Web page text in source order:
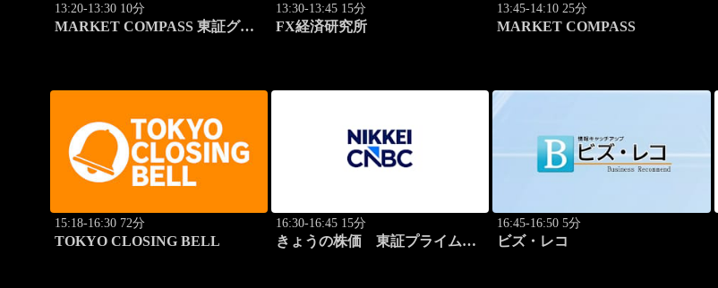
13:20-13:30 10分
MARKET COMPASS 東証グロ
13:30-13:45 15分
FX経済研究所
13:45-14:10 25分
MARKET COMPASS
15:18-16:30 72分
TOKYO CLOSING BELL
16:30-16:45 15分
きょうの株価 東証プライム 2
16:45-16:50 5分
ビズ・レコ